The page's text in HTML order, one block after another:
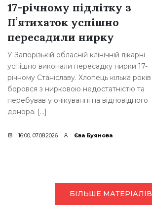
17-річному підлітку з
Пʼятихаток успішно
пересадили нирку
У Запорізькій обласній клінічній лікарні
успішно виконали пересадку нирки 17-
річному Станіславу. Хлопець кілька років
боровся з нирковою недостатністю та
перебував у очікуванні на відповідного
донора. […]
16:00, 07.08.2026 Єва Буянова
БІЛЬШЕ МАТЕРІАЛІВ